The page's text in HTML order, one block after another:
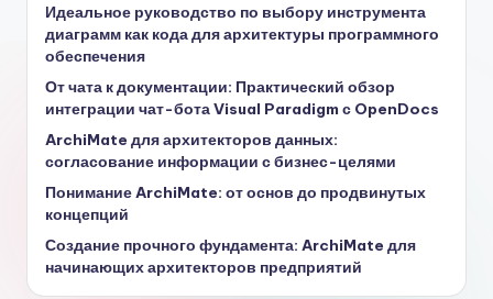
Идеальное руководство по выбору инструмента
диаграмм как кода для архитектуры программного
обеспечения
От чата к документации: Практический обзор
интеграции чат-бота Visual Paradigm с OpenDocs
ArchiMate для архитекторов данных:
согласование информации с бизнес-целями
Понимание ArchiMate: от основ до продвинутых
концепций
Создание прочного фундамента: ArchiMate для
начинающих архитекторов предприятий